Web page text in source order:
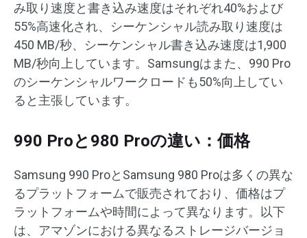
み取り速度と書き込み速度はそれぞれ40%および
55%高速化され、シーケンシャル読み取り速度は
450 MB/秒、シーケンシャル書き込み速度は1,900
MB/秒向上しています。Samsungはまた、990 Pro
のシーケンシャルワークロードも50%向上してい
ると主張しています。
990 Proと980 Proの違い：価格
Samsung 990 ProとSamsung 980 Proは多くの異な
るプラットフォームで販売されており、価格はプ
ラットフォームや時間によって異なります。以下
は、アマゾンにおける異なるストレージバージョ